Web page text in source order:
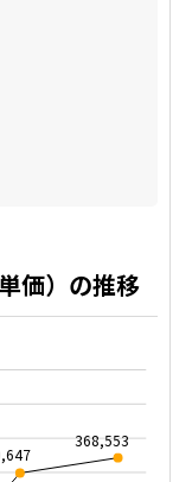
価）の推移
368,553